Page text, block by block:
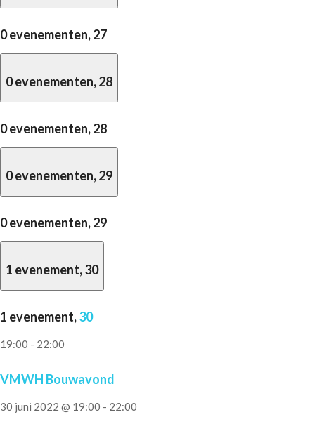
0 evenementen,27
0 evenementen,28
0 evenementen,28
0 evenementen,29
0 evenementen,29
1 evenement,30
1 evenement,30
19:00 - 22:00
VMWH Bouwavond
30 juni 2022 @ 19:00 - 22:00